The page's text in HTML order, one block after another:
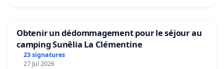
Obtenir un dédommagement pour le séjour au
camping Sunêlia La Clémentine
23 signatures
27 Jul 2026